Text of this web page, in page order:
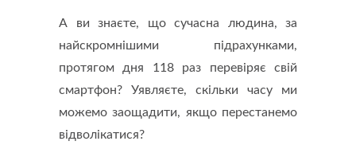
А ви знаєте, що сучасна людина, за
найскромнішими підрахунками,
протягом дня 118 раз перевіряє свій
смартфон? Уявляєте, скільки часу ми
можемо заощадити, якщо перестанемо
відволікатися?